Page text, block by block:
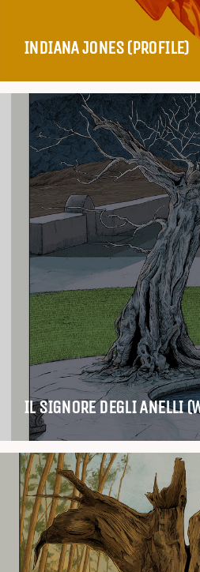
INDIANA JONES (PROFILE)
IL SIGNORE DEGLI ANELLI